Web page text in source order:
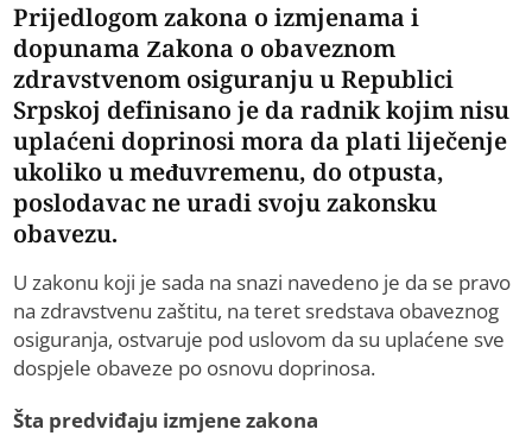
Prijedlogom zakona o izmjenama i
dopunama Zakona o obaveznom
zdravstvenom osiguranju u Republici
Srpskoj definisano je da radnik kojim nisu
uplaćeni doprinosi mora da plati liječenje
ukoliko u međuvremenu, do otpusta,
poslodavac ne uradi svoju zakonsku
obavezu.
U zakonu koji je sada na snazi navedeno je da se pravo
na zdravstvenu zaštitu, na teret sredstava obaveznog
osiguranja, ostvaruje pod uslovom da su uplaćene sve
dospjele obaveze po osnovu doprinosa.
Šta predviđaju izmjene zakona